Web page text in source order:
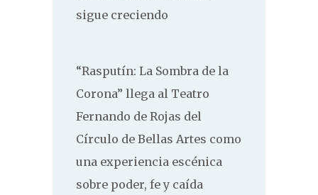
sigue creciendo
“Rasputín: La Sombra de la
Corona” llega al Teatro
Fernando de Rojas del
Círculo de Bellas Artes como
una experiencia escénica
sobre poder, fe y caída